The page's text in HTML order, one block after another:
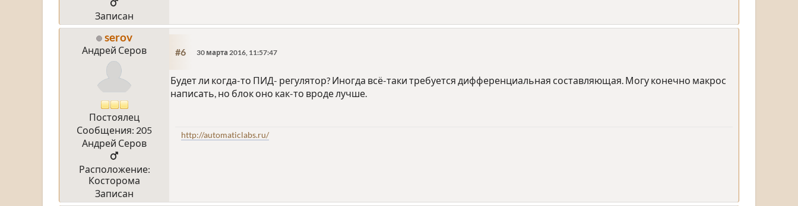
Записан
serov
Андрей Серов
Постоялец
Сообщения: 205
Андрей Серов
Расположение:
Косторома
Записан
#6 30 марта 2016, 11:57:47
Будет ли когда-то ПИД- регулятор? Иногда всё-таки требуется дифференциальная составляющая. Могу конечно макрос
написать, но блок оно как-то вроде лучше.
http://automaticlabs.ru/